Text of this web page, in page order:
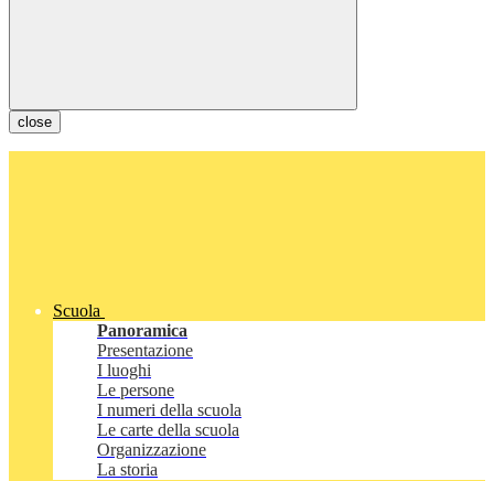
close
Scuola
Panoramica
Presentazione
I luoghi
Le persone
I numeri della scuola
Le carte della scuola
Organizzazione
La storia